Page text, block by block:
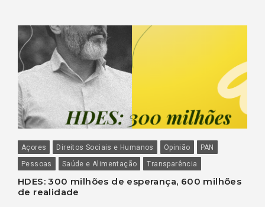
Açores Direitos Sociais e Humanos Opinião
PAN
Pessoas
Saúde e Alimentação Transparência
HDES: 300 milhões de esperança, 600 milhões
de realidade